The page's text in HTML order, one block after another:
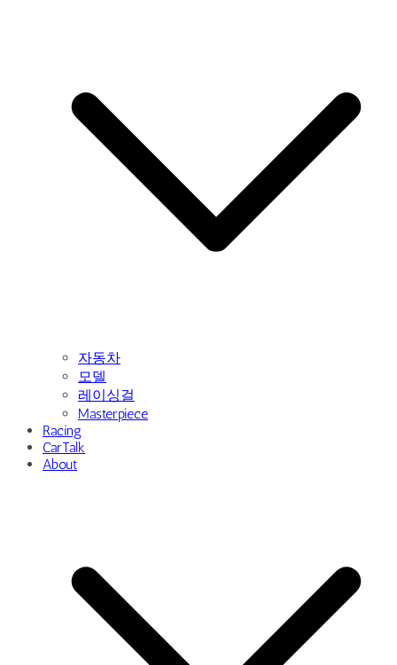
자동차
모델
레이싱걸
Masterpiece
Racing
CarTalk
About